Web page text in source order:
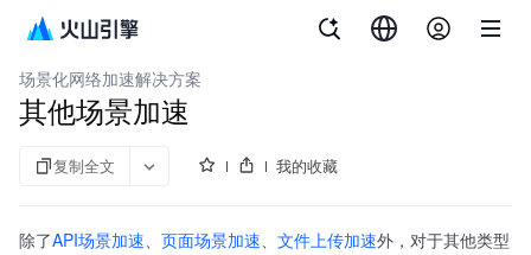
全站加速
场景化网络加速解决方案
其他场景加速
复制全文 我的收藏
除了API场景加速、 页面场景加速、 文件上传加速外，对于其他类型